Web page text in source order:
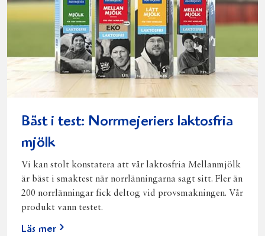
Bäst i test: Norrmejeriers laktosfria
mjölk
Vi kan stolt konstatera att vår laktosfria Mellanmjölk
är bäst i smaktest när norrlänningarna sagt sitt. Fler än
200 norrlänningar fick deltog vid provsmakningen. Vår
produkt vann testet.
Läs mer